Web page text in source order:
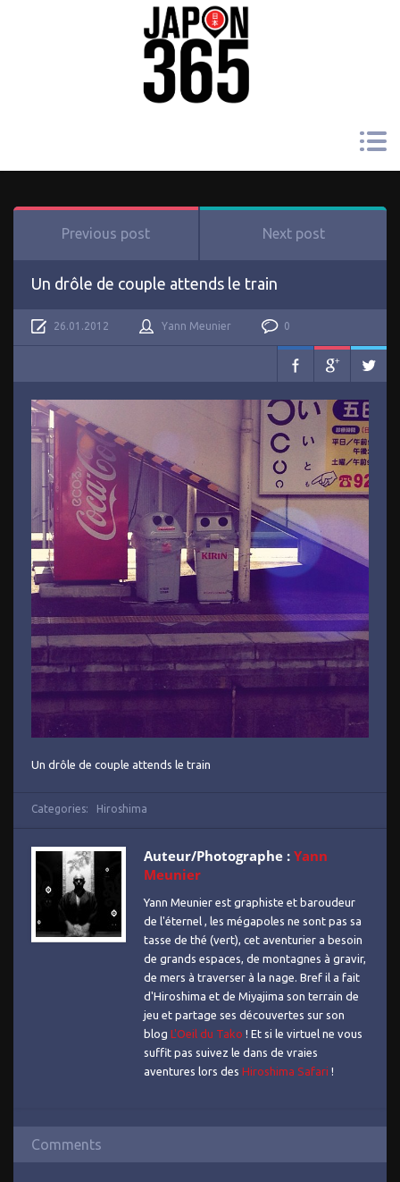
Previous post Next post
Un drôle de couple attends le train
26.01.2012 Yann Meunier 0
Un drôle de couple attends le train
Categories: Hiroshima
Auteur/Photographe : Yann
Meunier
Yann Meunier est graphiste et baroudeur
de l'éternel , les mégapoles ne sont pas sa
tasse de thé (vert), cet aventurier a besoin
de grands espaces, de montagnes à gravir,
de mers à traverser à la nage. Bref il a fait
d'Hiroshima et de Miyajima son terrain de
jeu et partage ses découvertes sur son
blog L'Oeil du Tako ! Et si le virtuel ne vous
suffit pas suivez le dans de vraies
aventures lors des Hiroshima Safari !
Comments